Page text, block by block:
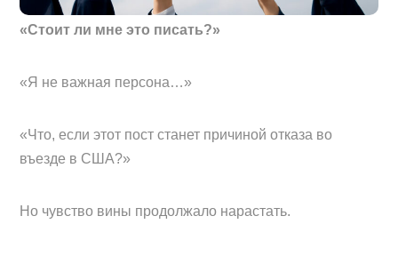
«Стоит ли мне это писать?»
«Я не важная персона…»
«Что, если этот пост станет причиной отказа во
въезде в США?»
Но чувство вины продолжало нарастать.